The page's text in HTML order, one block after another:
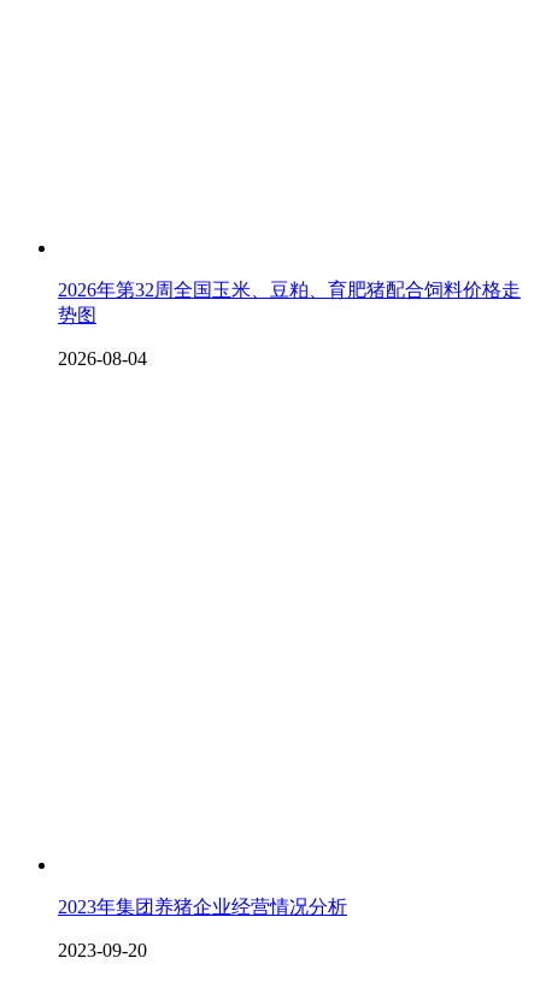
2026年第32周全国玉米、豆粕、育肥猪配合饲料价格走
势图
2026-08-04
2023年集团养猪企业经营情况分析
2023-09-20